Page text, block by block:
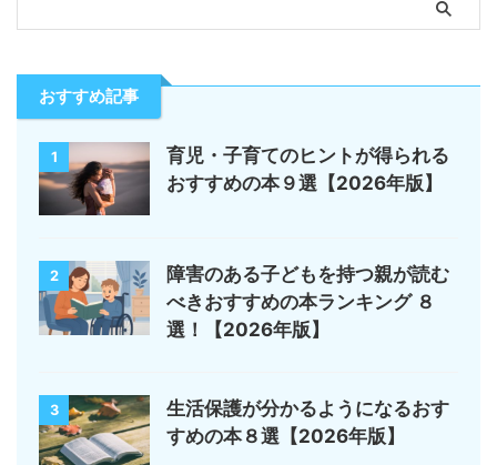
おすすめ記事
1
育児・子育てのヒントが得られる
おすすめの本９選【2026年版】
2
障害のある子どもを持つ親が読む
べきおすすめの本ランキング ８
選！【2026年版】
3
生活保護が分かるようになるおす
すめの本８選【2026年版】